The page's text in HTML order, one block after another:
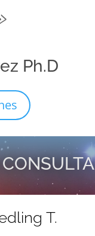
Ph.D
T.